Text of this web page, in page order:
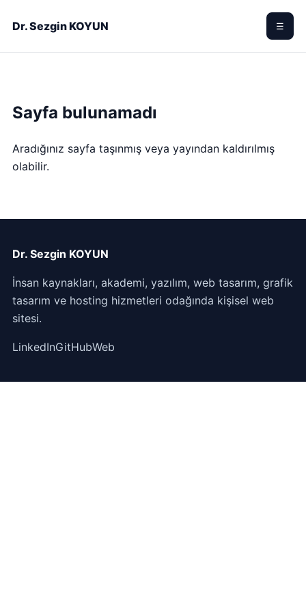
Dr. Sezgin KOYUN ☰
Sayfa bulunamadı
Aradığınız sayfa taşınmış veya yayından kaldırılmış
olabilir.
Dr. Sezgin KOYUN
İnsan kaynakları, akademi, yazılım, web tasarım, grafik
tasarım ve hosting hizmetleri odağında kişisel web
sitesi.
LinkedInGitHubWeb